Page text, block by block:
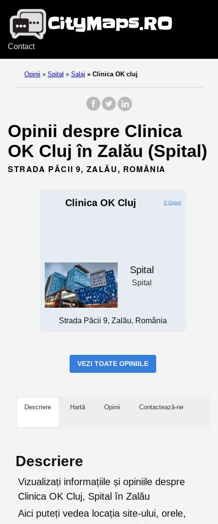
Contact
Opinii » Spital » Salaj » Clinica OK cluj
Opinii despre Clinica
OK Cluj în Zalău (Spital)
STRADA PĂCII 9, ZALĂU, ROMÂNIA
Clinica OK Cluj 0 Opinii
Spital
Spital
Strada Păcii 9, Zalău, România
VEZI TOATE OPINIILE
Descriere Hartă Opinii Contactează-ne
Descriere
Vizualizați informațiile și opiniile despre
Clinica OK Cluj, Spital în Zalău
Aici puteți vedea locația site-ului, orele,